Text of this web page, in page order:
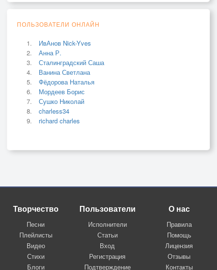
ПОЛЬЗОВАТЕЛИ ОНЛАЙН
ИвАнов Nick-Yves
Анна Р.
Сталинградский Саша
Ванина Светлана
Фёдорова Наталья
Мордеев Борис
Сушко Николай
charless34
richard charles
Творчество
Песни
Плейлисты
Видео
Стихи
Блоги
Пользователи
Исполнители
Статьи
Вход
Регистрация
Подтверждение
О нас
Правила
Помощь
Лицензия
Отзывы
Контакты